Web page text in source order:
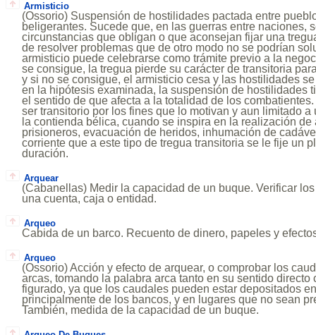
Armisticio
(Ossorio) Suspensión de hostilidades pactada entre
beligerantes. Sucede que, en las guerras entre naciones,
circunstancias que obligan o que aconsejan fijar una
de resolver problemas que de otro modo no se podrían
armisticio puede celebrarse como trámite previo a la
se consigue, la tregua pierde su carácter de transitoria
y si no se consigue, el armisticio cesa y las hostilidades
en la hipótesis examinada, la suspensión de hostilidades
el sentido de que afecta a la totalidad de los
ser transitorio por los fines que lo motivan y aun limitado
la contienda bélica, cuando se inspira en la realización
prisioneros, evacuación de heridos, inhumación de
corriente que a este tipo de tregua transitoria se le fije un
duración.
Arquear
(Cabanellas) Medir la capacidad de un buque. Verificar
una cuenta, caja o entidad.
Arqueo
Cabida de un barco. Recuento de dinero, papeles y
Arqueo
(Ossorio) Acción y efecto de arquear, o comprobar los
arcas, tomando la palabra arca tanto en su sentido directo
figurado, ya que los caudales pueden estar depositados
principalmente de los bancos, y en lugares que no sean
También, medida de la capacidad de un buque.